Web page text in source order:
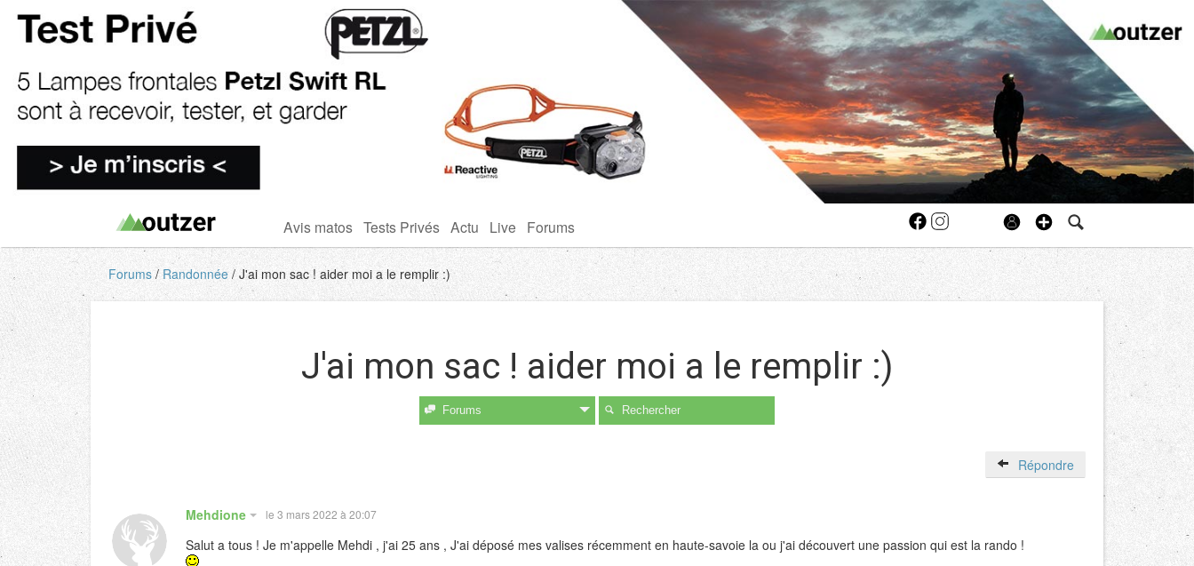
Avis matos Tests Privés Actu Live Forums
Forums Randonnée J'ai mon sac ! aider moi a le remplir :)
J'ai mon sac ! aider moi a le remplir :)
Forums Rechercher
Répondre
Mehdione le 3 mars 2022 à 20:07
Salut a tous ! Je m'appelle Mehdi , j'ai 25 ans , J'ai déposé mes valises récemment en haute-savoie la ou j'ai découvert une passion qui est la rando !